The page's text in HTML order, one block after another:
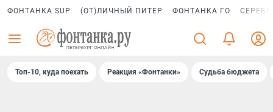
ФОНТАНКА SUP (ОТ)ЛИЧНЫЙ ПИТЕР ФОНТАНКА ГО
Топ-10, куда поехать Реакция «Фонтанки» Судьба бюджета